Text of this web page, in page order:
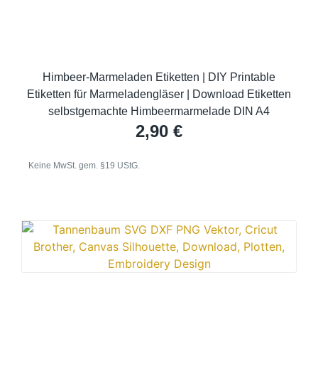
Himbeer-Marmeladen Etiketten | DIY Printable
Etiketten für Marmeladengläser | Download Etiketten
selbstgemachte Himbeermarmelade DIN A4
2,90 €
Keine MwSt. gem. §19 UStG.